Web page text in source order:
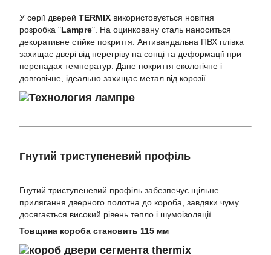
У серії дверей TERMIX використовується новітня
розробка "Lampre". На оцинковану сталь наноситься
декоративне стійке покриття. Антивандальна ПВХ плівка
захищає двері від перегріву на сонці та деформації при
перепадах температур. Дане покриття екологічне і
довговічне, ідеально захищає метал від корозії
Гнутий триступеневий профіль
Гнутий триступеневий профіль забезпечує щільне
прилягання дверного полотна до короба, завдяки чуму
досягається високий рівень тепло і шумоізоляції.
Товщина короба становить 115 мм